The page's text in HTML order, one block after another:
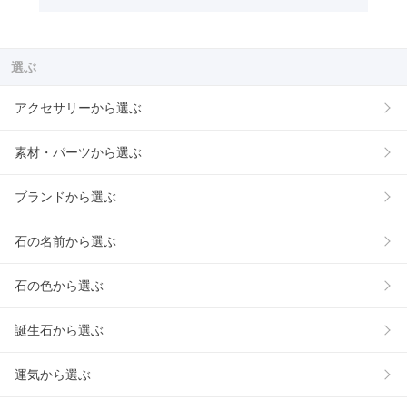
選ぶ
アクセサリーから選ぶ
素材・パーツから選ぶ
ブランドから選ぶ
石の名前から選ぶ
石の色から選ぶ
誕生石から選ぶ
運気から選ぶ